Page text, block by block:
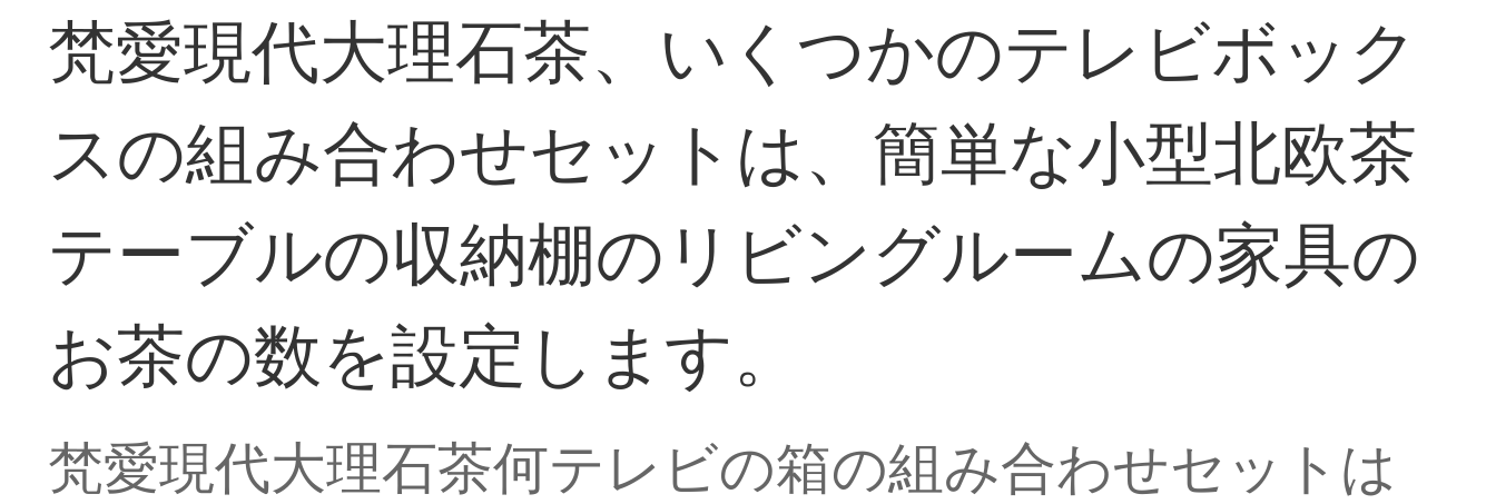
梵愛現代大理石茶、いくつかのテレビボック
スの組み合わせセットは、簡単な小型北欧茶
テーブルの収納棚のリビングルームの家具の
お茶の数を設定します。
梵愛現代大理石茶何テレビの箱の組み合わせセットは